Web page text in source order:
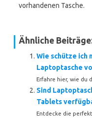
vorhandenen Tasche.
Ähnliche
Wie schütze ich
Laptoptasche
Erfahre hier, wie du
Sind
Tablets
Entdecke die